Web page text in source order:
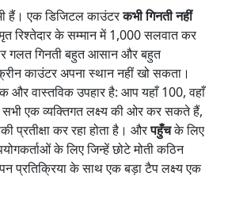
हैं। एक डिजिटल काउंटरकभी गिनती नहीं
रिश्तेदार के सम्मान में 1,000 सलवात कर
गलत गिनती बहुत आसान और बहुत
काउंटर अपना स्थान नहीं खो सकता।
और वास्तविक उपहार है: आप यहाँ 100, वहाँ
एक व्यक्तिगत लक्ष्य की ओर कर सकते हैं,
प्रतीक्षा कर रहा होता है। औरपहुँचके लिए
के लिए जिन्हें छोटे मोती कठिन
के साथ एक बड़ा टैप लक्ष्य एक